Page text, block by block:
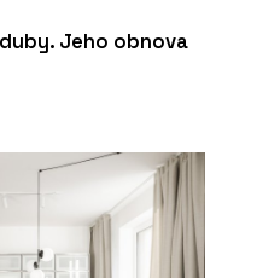
Jeho obnova